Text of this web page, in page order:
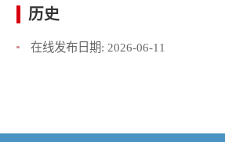
历史
在线发布日期: 2026-06-11